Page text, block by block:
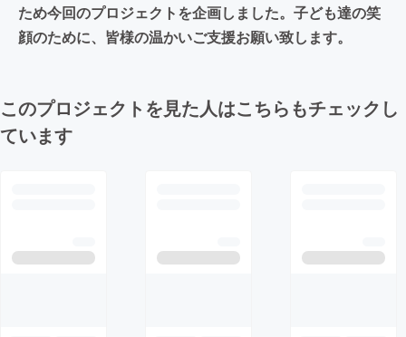
ため今回のプロジェクトを企画しました。子ども達の笑
顔のために、皆様の温かいご支援お願い致します。
このプロジェクトを見た人はこちらもチェックし
ています